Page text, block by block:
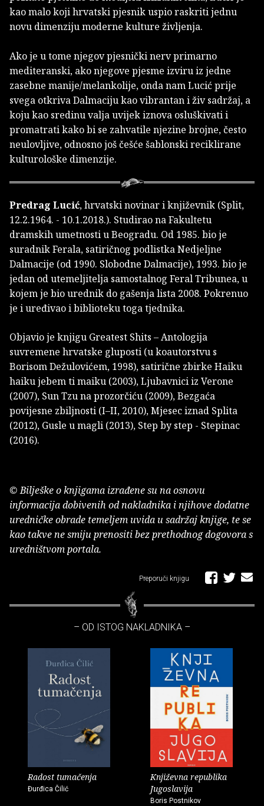
kao malo koji hrvatski pjesnik uspio raskriti jednu
novu dimenziju moderne kulture življenja.
Ako je u tome njegov pjesnički nerv primarno
mediteranski, ako njegove pjesme izviru iz jedne
zasebne manije/melankolije, onda nam Lucić prije
svega otkriva Dalmaciju kao vibrantan i živ sadržaj, a
koju kao sredinu valja uvijek iznova osluškivati i
promatrati kako bi se zahvatile njezine brojne, često
neulovljive, odnosno još češće šablonski reciklirane
kulturološke dimenzije.
Predrag Lucić, hrvatski novinar i književnik (Split,
12.2.1964. - 10.1.2018.). Studirao na Fakultetu
dramskih umetnosti u Beogradu. Od 1985. bio je
suradnik Ferala, satiričnog podlistka Nedjeljne
Dalmacije (od 1990. Slobodne Dalmacije), 1993. bio je
jedan od utemeljitelja samostalnog Feral Tribunea, u
kojem je bio urednik do gašenja lista 2008. Pokrenuo
je i uređivao i biblioteku toga tjednika.
Objavio je knjigu Greatest Shits – Antologija
suvremene hrvatske gluposti (u koautorstvu s
Borisom Dežulovićem, 1998), satirične zbirke Haiku
haiku jebem ti maiku (2003), Ljubavnici iz Verone
(2007), Sun Tzu na prozorčiću (2009), Bezgaća
povijesne zbiljnosti (I–II, 2010), Mjesec iznad Splita
(2012), Gusle u magli (2013), Step by step - Stepinac
(2016).
© Bilješke o knjigama izrađene su na osnovu
informacija dobivenih od nakladnika i njihove dodatne
uredničke obrade temeljem uvida u sadržaj knjige, te se
kao takve ne smiju prenositi bez prethodnog dogovora s
uredništvom portala.
Preporuči knjigu
– OD ISTOG NAKLADNIKA –
Radost tumačenja
Đurđica Čilić
Književna republika
Jugoslavija
Boris Postnikov